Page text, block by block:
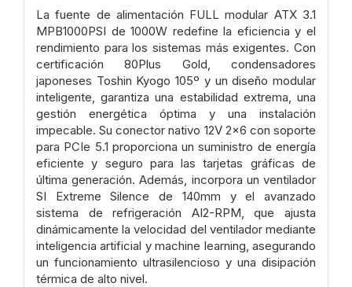
La fuente de alimentación FULL modular ATX 3.1
MPB1000PSI de 1000W redefine la eficiencia y el
rendimiento para los sistemas más exigentes. Con
certificación 80Plus Gold, condensadores
japoneses Toshin Kyogo 105º y un diseño modular
inteligente, garantiza una estabilidad extrema, una
gestión energética óptima y una instalación
impecable. Su conector nativo 12V 2x6 con soporte
para PCIe 5.1 proporciona un suministro de energía
eficiente y seguro para las tarjetas gráficas de
última generación. Además, incorpora un ventilador
SI Extreme Silence de 140mm y el avanzado
sistema de refrigeración AI2-RPM, que ajusta
dinámicamente la velocidad del ventilador mediante
inteligencia artificial y machine learning, asegurando
un funcionamiento ultrasilencioso y una disipación
térmica de alto nivel.